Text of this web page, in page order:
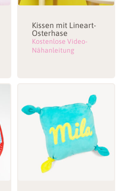
Kissen mit Lineart-
Osterhase
Kostenlose Video-
Nähanleitung